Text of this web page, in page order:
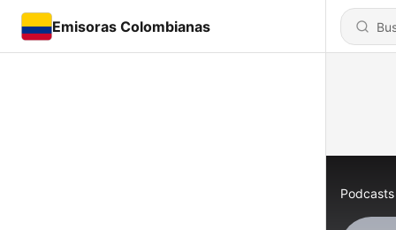
Emisoras Colombianas
Podcasts